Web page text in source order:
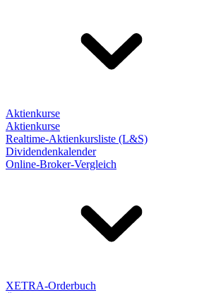
Aktienkurse
Aktienkurse
Realtime-Aktienkursliste (L&S)
Dividendenkalender
Online-Broker-Vergleich
XETRA-Orderbuch